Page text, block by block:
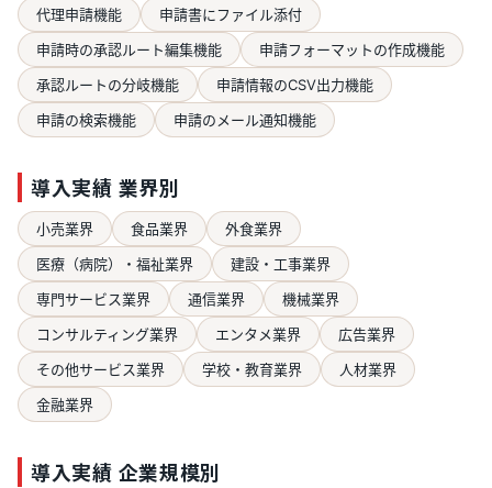
代理申請機能
申請書にファイル添付
申請時の承認ルート編集機能
申請フォーマットの作成機能
承認ルートの分岐機能
申請情報のCSV出力機能
申請の検索機能
申請のメール通知機能
導入実績 業界別
小売業界 食品業界
外食業界
医療（病院）・福祉業界
建設・工事業界
専門サービス業界
通信業界
機械業界
コンサルティング業界
エンタメ業界
広告業界
その他サービス業界
学校・教育業界
人材業界
金融業界
導入実績 企業規模別